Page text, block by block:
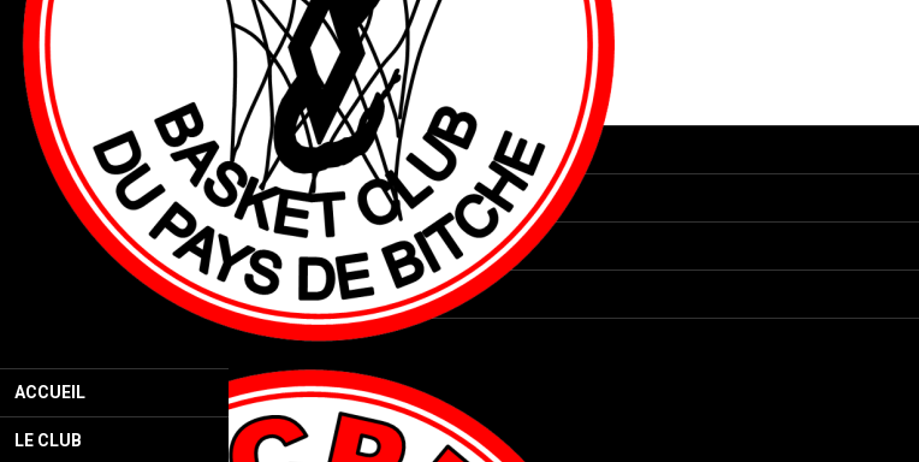
ACCUEIL
LE CLUB
MATCHS
LICENCES ET TARIFS
PARTENAIRES